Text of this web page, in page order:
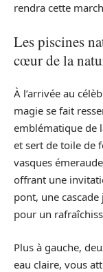
rendra cette
Les piscines
cœur de la
À l’arrivée au
magie se fait
emblématique de
et sert de toile de
vasques
offrant une
pont, une
pour un
Plus à gauche,
eau claire, vous